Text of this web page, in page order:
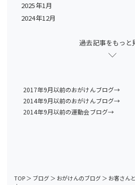
2025年1月
2024年12月
過去記事をもっと
2017年9月以前のおがけんブログ→
2014年9月以前のおがけんブログ→
2014年9月以前の運動会ブログ→
TOP＞ ブログ＞ おがけんのブログ＞ お客さんと